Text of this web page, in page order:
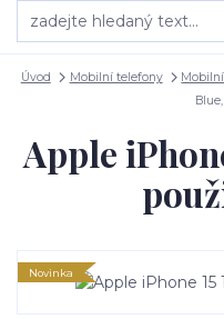
Úvod Mobilní telefony
Apple
Novinka